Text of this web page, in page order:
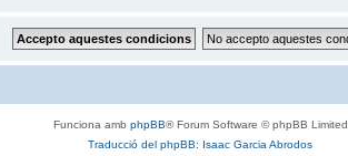
Funciona amb phpBB® Forum Software © phpBB Limited
Traducció del phpBB: Isaac Garcia Abrodos